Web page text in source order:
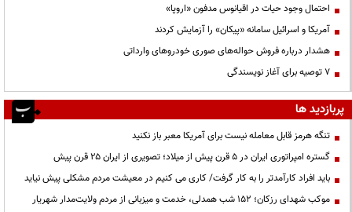
احتمال وجود حیات در اقیانوس مدفون «اروپا»
آمریکا و اسرائیل سامانه «پیکان» را آزمایش کردند
هشدار درباره فروش حواله‌های صوری خودروهای وارداتی
۷ توصیه برای آغاز نویسندگی
پربازدید ها
تنگه هرمز قابل معامله نیست برای آمریکا معبر باز نکنید
گستره امپراتوری ایران در ۵ قرن پیش از میلاد؛ تصویری از ایران ۲۵ قرن پیش
باید افراد کارآمدتر را به کار گرفت/ کاری می کنیم در معیشت مردم مشکلی پیش نیاید
موکب شهدای رزکان؛ ۱۵۲ شب همدلی، خدمت و میزبانی از مردم ولایت‌مدار شهریار